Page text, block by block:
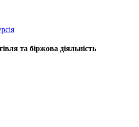
та біржова діяльність